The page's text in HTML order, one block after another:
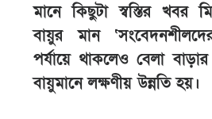
মানে কিছুটা স্বস্তির খবর
বায়ুর মান
পর্যায়ে থাকলেও বেলা
বায়ুমানে লক্ষণীয় উন্নতি হয়।